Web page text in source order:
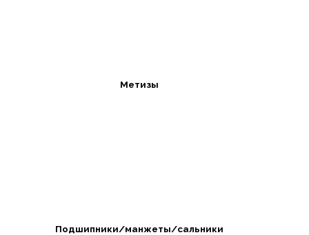
Метизы
Подшипники/манжеты/сальники